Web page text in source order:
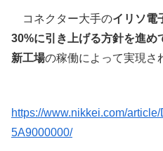
コネクター大手のイリソ電
30%に引き上げる方針を進め
新工場の稼働によって実現さ
https://www.nikkei.com/
5A9000000/